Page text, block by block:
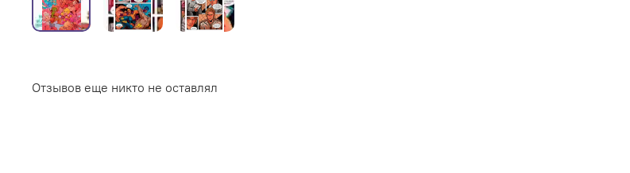
Отзывов еще никто не оставлял